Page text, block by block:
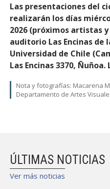
Las presentaciones del
realizarán los días
2026 (próximos artistas
auditorio Las Encinas de
Universidad de Chile
Las Encinas 3370,
Nota y fotografías: Macarena
Departamento de Artes
ÚLTIMAS NOTICIAS
Ver más noticias